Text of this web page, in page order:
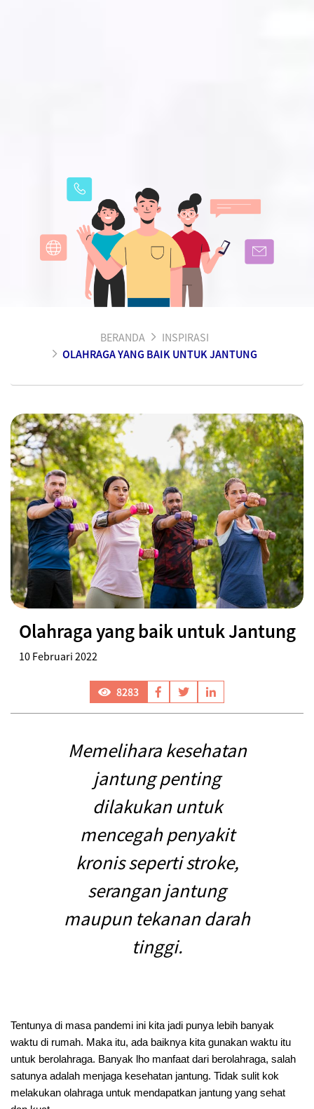
BERANDA
INSPIRASI
OLAHRAGA YANG BAIK UNTUK JANTUNG
Olahraga yang baik untuk Jantung
10 Februari 2022
8283
Memelihara kesehatan
jantung penting
dilakukan untuk
mencegah penyakit
kronis seperti stroke,
serangan jantung
maupun tekanan darah
tinggi.
Tentunya di masa pandemi ini kita jadi punya lebih banyak
waktu di rumah. Maka itu, ada baiknya kita gunakan waktu itu
untuk berolahraga. Banyak lho manfaat dari berolahraga, salah
satunya adalah menjaga kesehatan jantung. Tidak sulit kok
melakukan olahraga untuk mendapatkan jantung yang sehat